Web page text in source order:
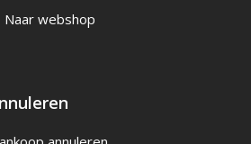
Naar webshop